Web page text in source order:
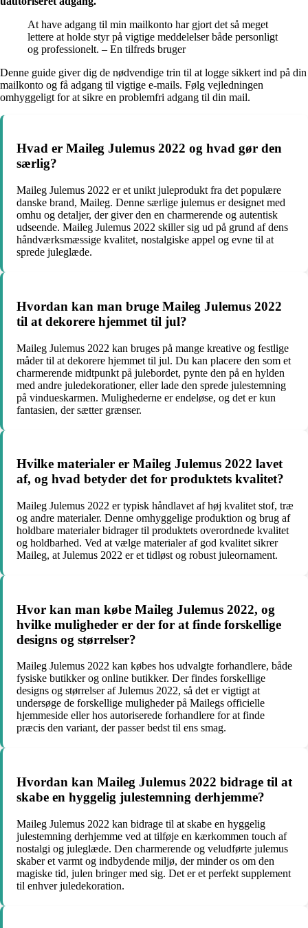
At have adgang til min mailkonto har gjort det så meget
lettere at holde styr på vigtige meddelelser både personligt
og professionelt. – En tilfreds bruger
Denne guide giver dig de nødvendige trin til at logge sikkert ind på din
mailkonto og få adgang til vigtige e-mails. Følg vejledningen
omhyggeligt for at sikre en problemfri adgang til din mail.
Hvad er Maileg Julemus 2022 og hvad gør den
særlig?
Maileg Julemus 2022 er et unikt juleprodukt fra det populære
danske brand, Maileg. Denne særlige julemus er designet med
omhu og detaljer, der giver den en charmerende og autentisk
udseende. Maileg Julemus 2022 skiller sig ud på grund af dens
håndværksmæssige kvalitet, nostalgiske appel og evne til at
sprede juleglæde.
Hvordan kan man bruge Maileg Julemus 2022
til at dekorere hjemmet til jul?
Maileg Julemus 2022 kan bruges på mange kreative og festlige
måder til at dekorere hjemmet til jul. Du kan placere den som et
charmerende midtpunkt på julebordet, pynte den på en hylden
med andre juledekorationer, eller lade den sprede julestemning
på vindueskarmen. Mulighederne er endeløse, og det er kun
fantasien, der sætter grænser.
Hvilke materialer er Maileg Julemus 2022 lavet
af, og hvad betyder det for produktets kvalitet?
Maileg Julemus 2022 er typisk håndlavet af høj kvalitet stof, træ
og andre materialer. Denne omhyggelige produktion og brug af
holdbare materialer bidrager til produktets overordnede kvalitet
og holdbarhed. Ved at vælge materialer af god kvalitet sikrer
Maileg, at Julemus 2022 er et tidløst og robust juleornament.
Hvor kan man købe Maileg Julemus 2022, og
hvilke muligheder er der for at finde forskellige
designs og størrelser?
Maileg Julemus 2022 kan købes hos udvalgte forhandlere, både
fysiske butikker og online butikker. Der findes forskellige
designs og størrelser af Julemus 2022, så det er vigtigt at
undersøge de forskellige muligheder på Mailegs officielle
hjemmeside eller hos autoriserede forhandlere for at finde
præcis den variant, der passer bedst til ens smag.
Hvordan kan Maileg Julemus 2022 bidrage til at
skabe en hyggelig julestemning derhjemme?
Maileg Julemus 2022 kan bidrage til at skabe en hyggelig
julestemning derhjemme ved at tilføje en kærkommen touch af
nostalgi og juleglæde. Den charmerende og veludførte julemus
skaber et varmt og indbydende miljø, der minder os om den
magiske tid, julen bringer med sig. Det er et perfekt supplement
til enhver juledekoration.